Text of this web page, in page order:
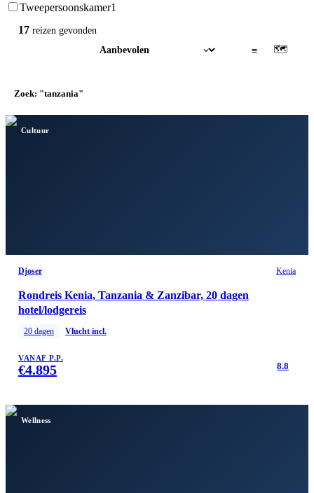
Tweepersoonskamer1
17 reizen gevonden
≡ 🗺
Zoek: "tanzania"
Cultuur
Djoser Kenia
Rondreis Kenia, Tanzania & Zanzibar, 20 dagen
hotel/lodgereis
20 dagen Vlucht incl.
VANAF P.P.
€4.895 8.8
Wellness